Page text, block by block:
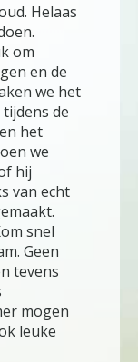
Helaas
om
en de
we het
de
en het
we
hij
van echt
snel
Geen
tevens
mogen
leuke